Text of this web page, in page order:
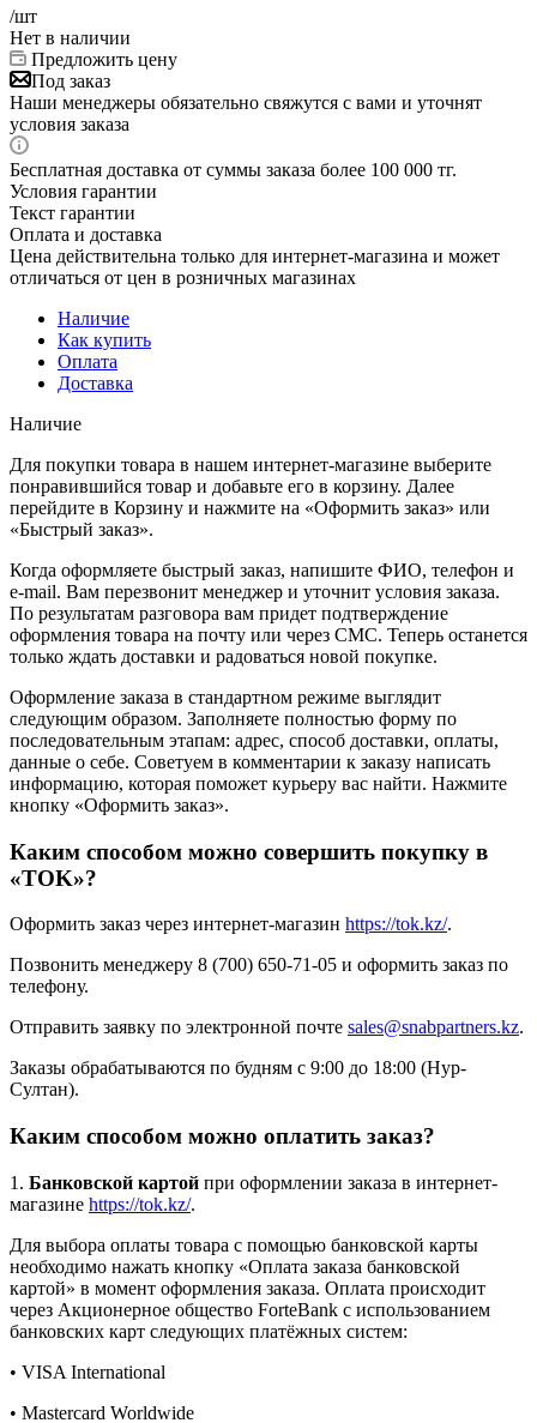
/шт
Нет в наличии
Предложить цену
Под заказ
Наши менеджеры обязательно свяжутся с вами и уточнят
условия заказа
Бесплатная доставка от суммы заказа более 100 000 тг.
Условия гарантии
Текст гарантии
Оплата и доставка
Цена действительна только для интернет-магазина и может
отличаться от цен в розничных магазинах
Наличие
Как купить
Оплата
Доставка
Наличие
Для покупки товара в нашем интернет-магазине выберите
понравившийся товар и добавьте его в корзину. Далее
перейдите в Корзину и нажмите на «Оформить заказ» или
«Быстрый заказ».
Когда оформляете быстрый заказ, напишите ФИО, телефон и
e-mail. Вам перезвонит менеджер и уточнит условия заказа.
По результатам разговора вам придет подтверждение
оформления товара на почту или через СМС. Теперь останется
только ждать доставки и радоваться новой покупке.
Оформление заказа в стандартном режиме выглядит
следующим образом. Заполняете полностью форму по
последовательным этапам: адрес, способ доставки, оплаты,
данные о себе. Советуем в комментарии к заказу написать
информацию, которая поможет курьеру вас найти. Нажмите
кнопку «Оформить заказ».
Каким способом можно совершить покупку в
«TOK»?
Оформить заказ через интернет-магазин https://tok.kz/.
Позвонить менеджеру 8 (700) 650-71-05 и оформить заказ по
телефону.
Отправить заявку по электронной почте sales@snabpartners.kz.
Заказы обрабатываются по будням с 9:00 до 18:00 (Нур-
Султан).
Каким способом можно оплатить заказ?
1. Банковской картой при оформлении заказа в интернет-
магазине https://tok.kz/.
Для выбора оплаты товара с помощью банковской карты
необходимо нажать кнопку «Оплата заказа банковской
картой» в момент оформления заказа. Оплата происходит
через Акционерное общество ForteBank с использованием
банковских карт следующих платёжных систем:
• VISA International
• Mastercard Worldwide